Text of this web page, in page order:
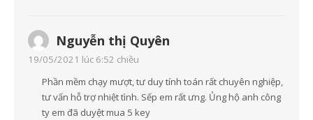
Nguyễn thị Quyên
19/05/2021 lúc 6:52 chiều
Phần mềm chạy mượt, tư duy tính toán rất chuyên nghiệp,
tư vấn hỗ trợ nhiệt tình. Sếp em rất ưng. Ủng hộ anh công
ty em đã duyệt mua 5 key